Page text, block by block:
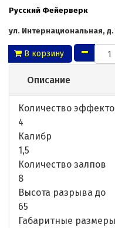
Русский Фейерверк
ул. Интернациональная,
В корзину
Описание
Количество
4
Калибр
1,5
Количество залпов
8
Высота разрыва до
65
Габаритные размеры